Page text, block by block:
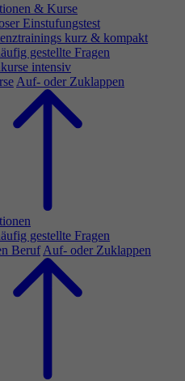
& Kurse
Einstufungstest
kurz & kompakt
gestellte Fragen
intensiv
Auf- oder Zuklappen
gestellte Fragen
Beruf Auf- oder Zuklappen